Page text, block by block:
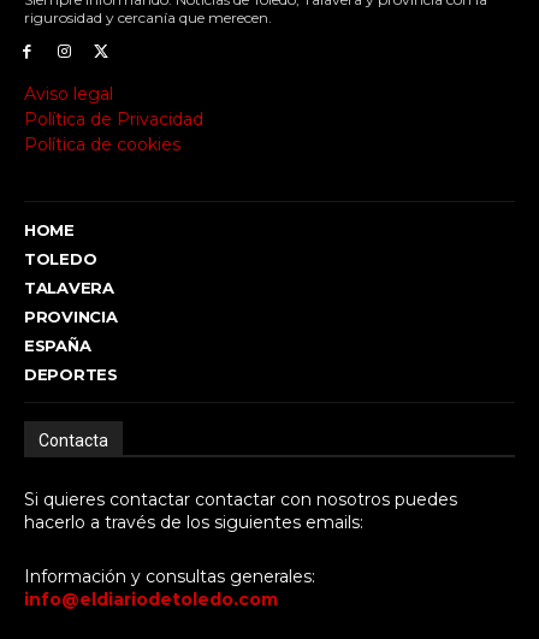
rigurosidad y cercanía que merecen.
Aviso legal
Política de Privacidad
Política de cookies
HOME
TOLEDO
TALAVERA
PROVINCIA
ESPAÑA
DEPORTES
Contacta
Si quieres contactar contactar con nosotros puedes
hacerlo a través de los siguientes emails:
Información y consultas generales:
info@eldiariodetoledo.com